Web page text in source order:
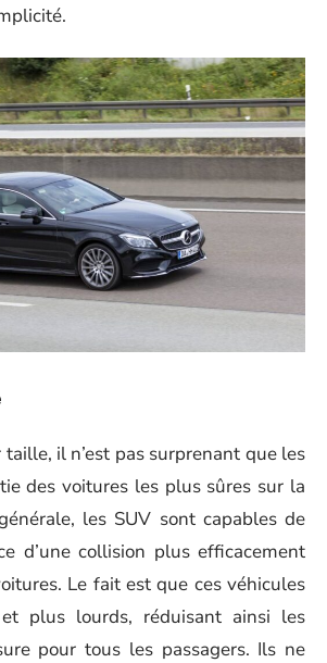
il n’est pas surprenant que les
des voitures les plus sûres sur la
les SUV sont capables de
d’une collision plus efficacement
Le fait est que ces véhicules
plus lourds, réduisant ainsi les
pour tous les passagers. Ils ne